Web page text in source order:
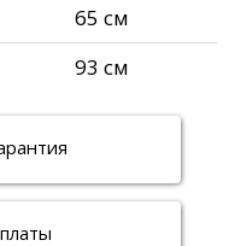
65 см
93 см